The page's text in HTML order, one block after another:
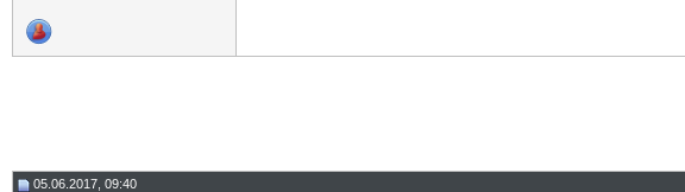
05.06.2017, 09:40